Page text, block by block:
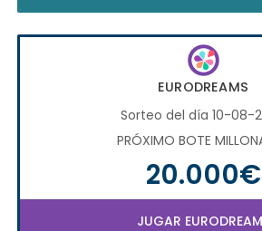
EURODREAMS
Sorteo del día 10-08-
PRÓXIMO BOTE
20.000€
JUGAR